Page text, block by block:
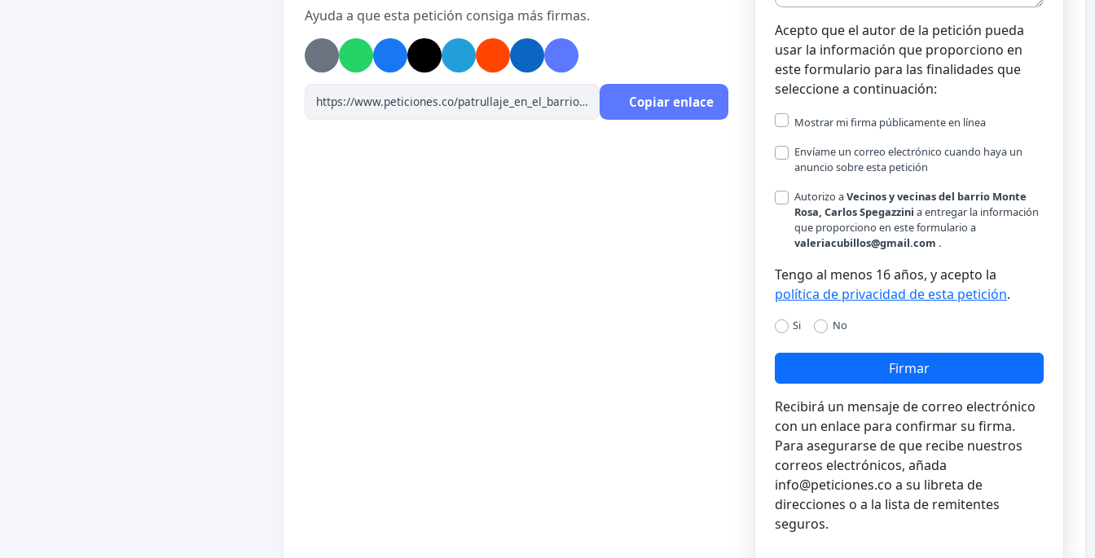
Ayuda a que esta petición consiga más firmas.
Copiar enlace
Acepto que el autor de la petición pueda
usar la información que proporciono en
este formulario para las finalidades que
seleccione a continuación:
Mostrar mi firma públicamente en línea
Envíame un correo electrónico cuando haya un
anuncio sobre esta petición
Autorizo aVecinos y vecinas del barrio Monte
Rosa, Carlos Spegazzini a entregar la información
que proporciono en este formulario a
valeriacubillos@gmail.com .
Tengo al menos 16 años, y acepto la
política de privacidad de esta petición.
Si No
Firmar
Recibirá un mensaje de correo electrónico
con un enlace para confirmar su firma.
Para asegurarse de que recibe nuestros
correos electrónicos, añada
info@peticiones.co a su libreta de
direcciones o a la lista de remitentes
seguros.